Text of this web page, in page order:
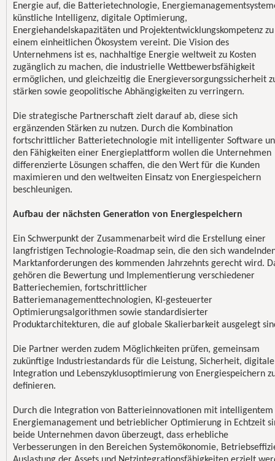
Energie auf, die Batterietechnologie,
künstliche Intelligenz, digitale Optimierung,
Energiehandelskapazitäten und Projektentwicklungskompetenz zu
einem einheitlichen Ökosystem vereint. Die Vision des
Unternehmens ist es, nachhaltige Energie weltweit zu Kosten
zugänglich zu machen, die industrielle Wettbewerbsfähigkeit
ermöglichen, und gleichzeitig die Energieversorgungssicherheit
stärken sowie geopolitische Abhängigkeiten zu verringern.
Die strategische Partnerschaft zielt darauf ab, diese sich
ergänzenden Stärken zu nutzen. Durch die Kombination
fortschrittlicher Batterietechnologie mit intelligenter Software
den Fähigkeiten einer Energieplattform wollen die Unternehmen
differenzierte Lösungen schaffen, die den Wert für die Kunden
maximieren und den weltweiten Einsatz von Energiespeichern
beschleunigen.
Aufbau der nächsten Generation von Energiespeichern
Ein Schwerpunkt der Zusammenarbeit wird die Erstellung einer
langfristigen Technologie-Roadmap sein, die den sich
Marktanforderungen des kommenden Jahrzehnts gerecht wird.
gehören die Bewertung und Implementierung verschiedener
Batteriechemien, fortschrittlicher
Batteriemanagementtechnologien, KI-gesteuerter
Optimierungsalgorithmen sowie standardisierter
Produktarchitekturen, die auf globale Skalierbarkeit ausgelegt
Die Partner werden zudem Möglichkeiten prüfen, gemeinsam
zukünftige Industriestandards für die Leistung, Sicherheit, digitale
Integration und Lebenszyklusoptimierung von Energiespeichern
definieren.
Durch die Integration von Batterieinnovationen mit intelligentem
Energiemanagement und betrieblicher Optimierung in Echtzeit
beide Unternehmen davon überzeugt, dass erhebliche
Verbesserungen in den Bereichen Systemökonomie,